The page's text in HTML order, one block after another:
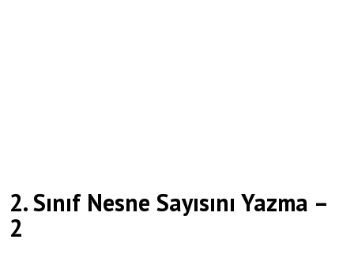
2. Sınıf Nesne Sayısını Yazma –
2